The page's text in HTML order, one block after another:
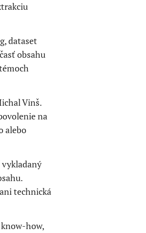
dataset
obsahu
Vinš.
na
alebo
vykladaný
technická
how,